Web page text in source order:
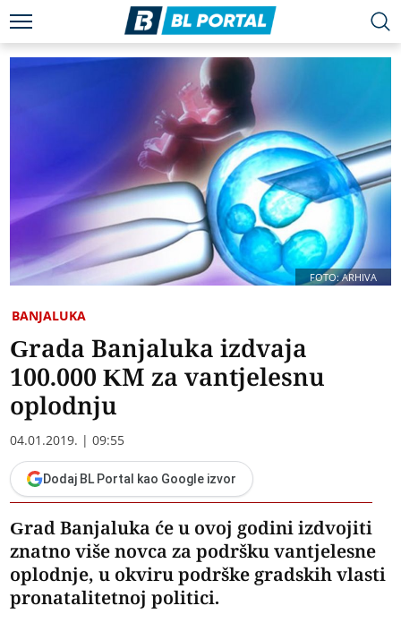
FOTO: ARHIVA
BANJALUKA
Grada Banjaluka izdvaja
100.000 KM za vantjelesnu
oplodnju
04.01.2019. | 09:55
Dodaj BL Portal kao Google izvor
Grad Banjaluka će u ovoj godini izdvojiti
znatno više novca za podršku vantjelesne
oplodnje, u okviru podrške gradskih vlasti
pronatalitetnoj politici.